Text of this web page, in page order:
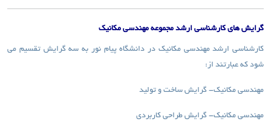
گرایش های کارشناسی ارشد مجموعه مهندسی مکانیک
کارشناسی ارشد مهندسی مکانیک در دانشگاه پیام نور به سه گرایش تقسیم می
شود که عبارتند از:
مهندسی مکانیک- گرایش ساخت و تولید
مهندسی مکانیک- گرایش طراحی کاربردی